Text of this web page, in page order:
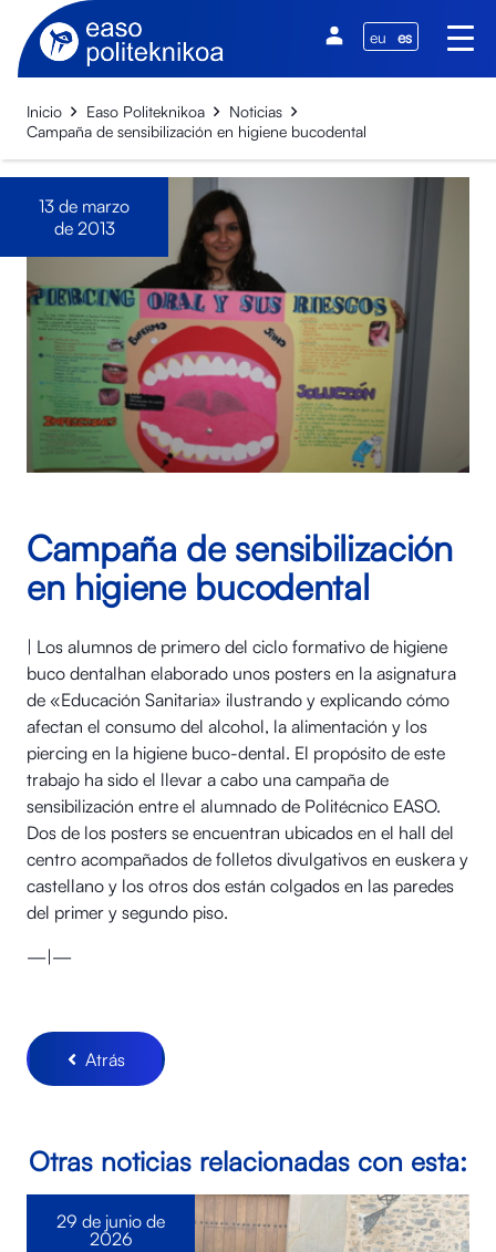
eu es
Inicio Easo Politeknikoa
Noticias
Campaña de sensibilización en higiene bucodental
13 de marzo
de 2013
Campaña de sensibilización
en higiene bucodental
| Los alumnos de primero del ciclo formativo de higiene
buco dentalhan elaborado unos posters en la asignatura
de «Educación Sanitaria» ilustrando y explicando cómo
afectan el consumo del alcohol, la alimentación y los
piercing en la higiene buco-dental. El propósito de este
trabajo ha sido el llevar a cabo una campaña de
sensibilización entre el alumnado de Politécnico EASO.
Dos de los posters se encuentran ubicados en el hall del
centro acompañados de folletos divulgativos en euskera y
castellano y los otros dos están colgados en las paredes
del primer y segundo piso.
—|—
Atrás
Otras noticias relacionadas con esta:
29 de junio de
2026